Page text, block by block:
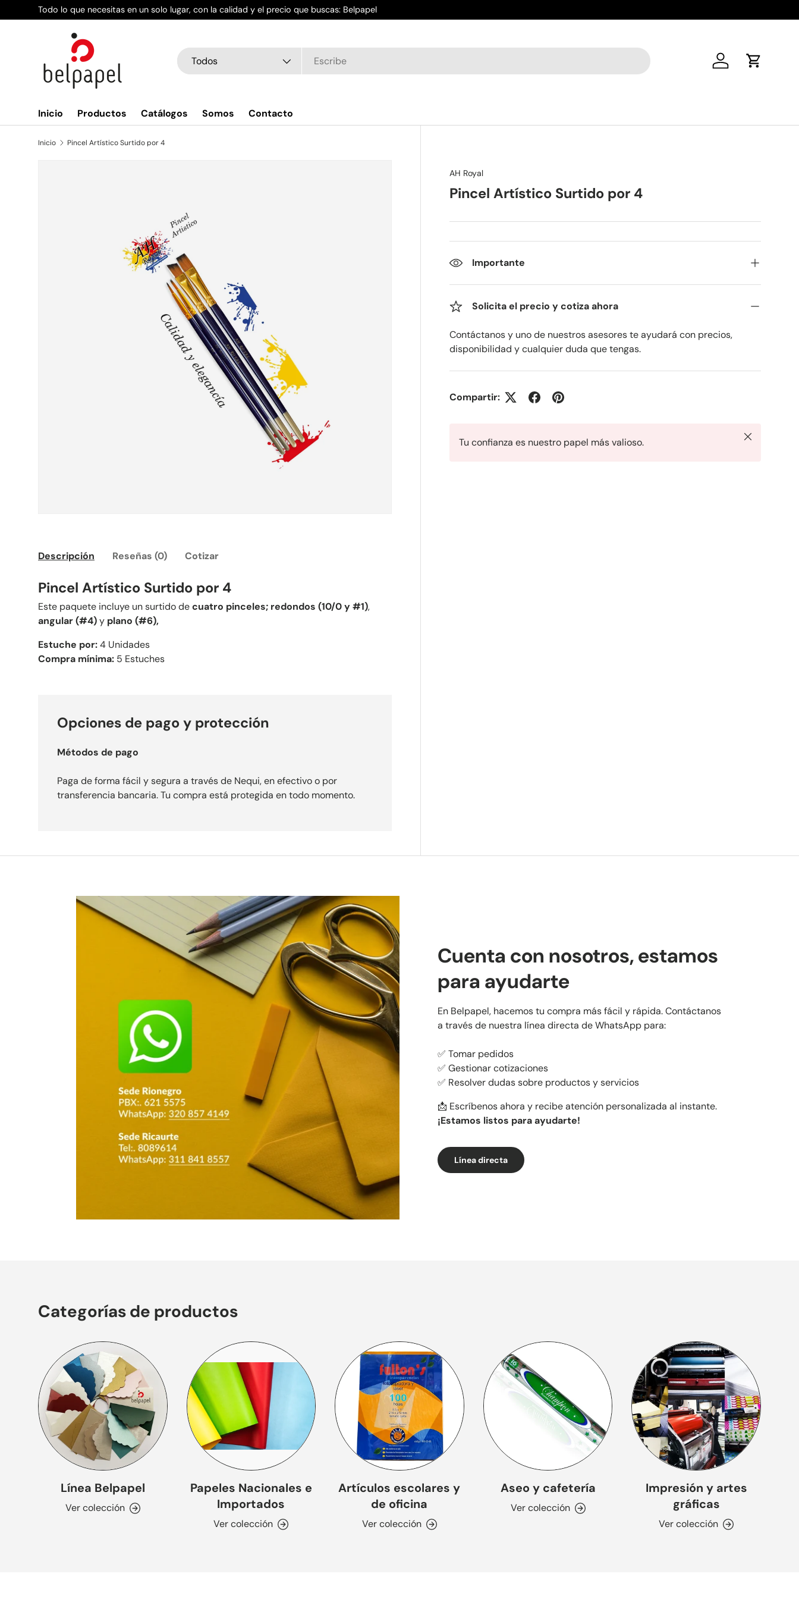
Ir al contenido
Todo lo que necesitas en un solo lugar, con la calidad y el precio que buscas: Belpapel
Buscar
Tipo de producto
Todos Iniciar sesión
Carrito
Inicio Productos Catálogos Somos Contacto
Inicio Pincel Artístico Surtido por 4
AH Royal
Pincel Artístico Surtido por 4
Importante
Solicita el precio y cotiza ahora
Contáctanos y uno de nuestros asesores te ayudará con precios,
disponibilidad y cualquier duda que tengas.
Compartir:
Tu confianza es nuestro papel más valioso. Cerrar
Descripción Reseñas (0) Cotizar
Pincel Artístico Surtido por 4
Este paquete incluye un surtido decuatro pinceles; redondos (10/0 y #1),
angular (#4)y plano (#6),
Estuche por:4 Unidades
Compra mínima: 5 Estuches
Opciones de pago y protección
Métodos de pago
Paga de forma fácil y segura a través de Nequi, en efectivo o por
transferencia bancaria. Tu compra está protegida en todo momento.
Cuenta con nosotros, estamos
para ayudarte
En Belpapel, hacemos tu compra más fácil y rápida. Contáctanos
a través de nuestra línea directa de WhatsApp para:
✅ Tomar pedidos
✅ Gestionar cotizaciones
✅ Resolver dudas sobre productos y servicios
📩 Escríbenos ahora y recibe atención personalizada al instante.
¡Estamos listos para ayudarte!
Línea directa
Categorías de productos
Línea Belpapel
Ver colección
Papeles Nacionales e
Importados
Ver colección
Artículos escolares y
de oficina
Ver colección
Aseo y cafetería
Ver colección
Impresión y artes
gráficas
Ver colección